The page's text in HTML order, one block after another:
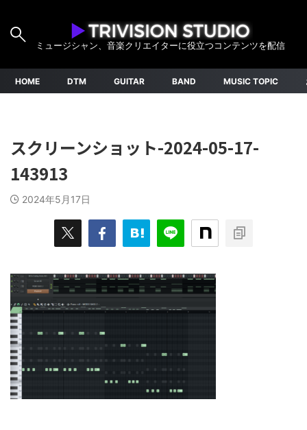
ミュージシャン、音楽クリエイターに役立つコンテンツを配信
HOME DTM GUITAR BAND MUSIC TOPIC
スクリーンショット-2024-05-17-
143913
2024年5月17日